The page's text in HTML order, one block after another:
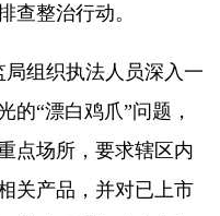
查整治行动。
组织执法人员深入一
的“漂白鸡爪”问题，
点场所，要求辖区内
关产品，并对已上市